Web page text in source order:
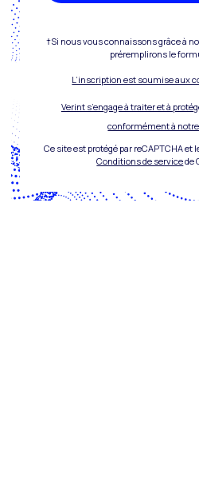
†Si nous vous connaissons grâce à
préremplirons le
L’inscription est soumise aux
Verint s’engage à traiter et à
conformément à
Ce site est protégé par reCAPTCHA et
Conditions de servicede